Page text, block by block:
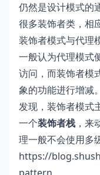
仍然是设计模式的
很多装饰者类，相
装饰者模式与代理
一般认为代理模式
访问，而装饰者模
象的功能进行增减
发现，装饰者模式
一个装饰者栈 ，
理一般不会使用多
https://